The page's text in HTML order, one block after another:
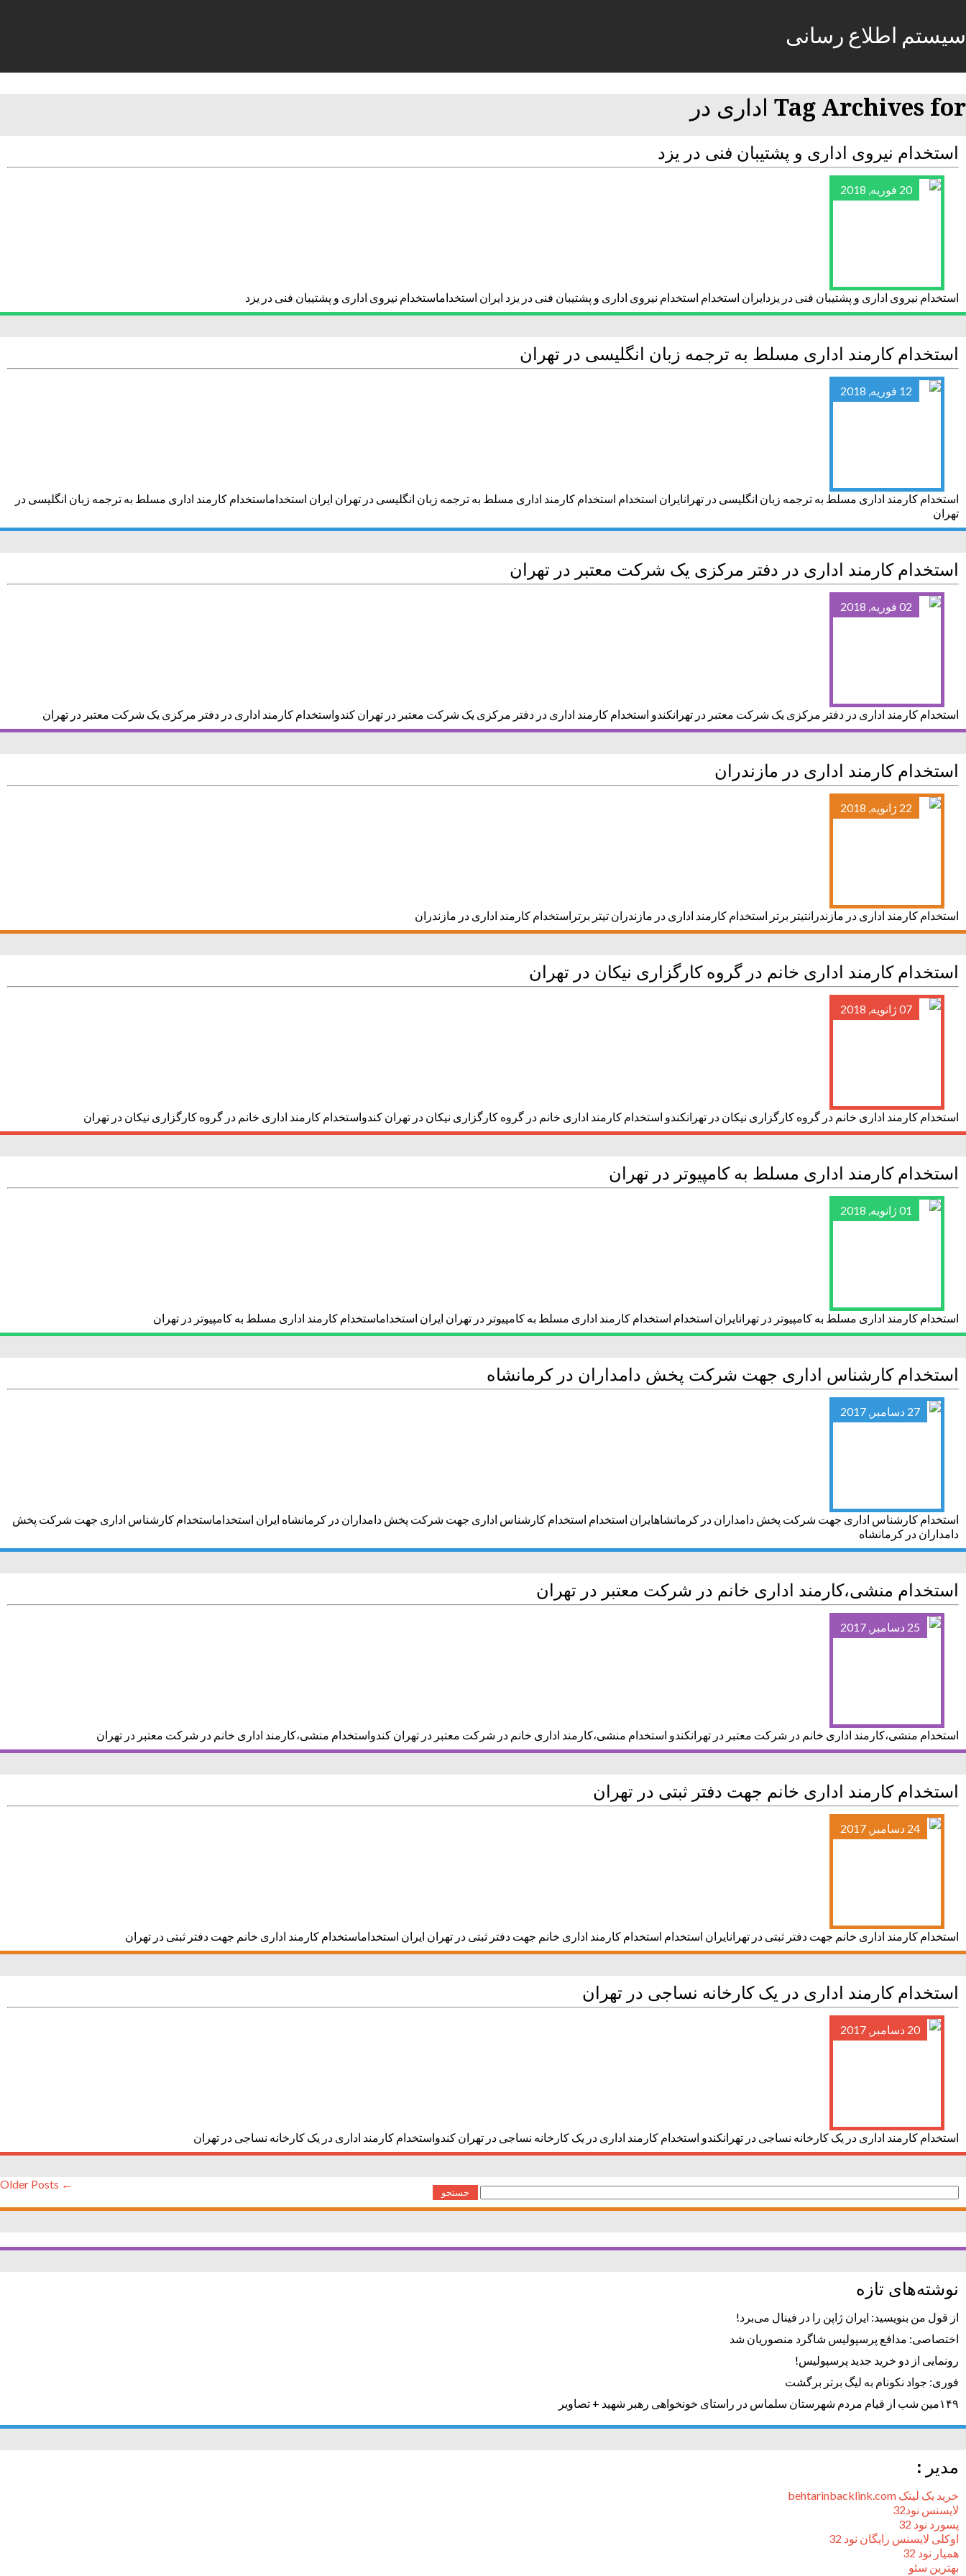
سیستم اطلاع رسانی
Tag Archives for اداری در
استخدام نیروی اداری و پشتیبان فنی در یزد
20 فوریه, 2018
استخدام نیروی اداری و پشتیبان فنی در یزدایران استخدام استخدام نیروی اداری و پشتیبان فنی در یزد ایران استخداماستخدام نیروی اداری و پشتیبان فنی در یزد
استخدام کارمند اداری مسلط به ترجمه زبان انگلیسی در تهران
12 فوریه, 2018
استخدام کارمند اداری مسلط به ترجمه زبان انگلیسی در تهرانایران استخدام استخدام کارمند اداری مسلط به ترجمه زبان انگلیسی در تهران ایران استخداماستخدام کارمند اداری مسلط به ترجمه زبان انگلیسی در
تهران
استخدام کارمند اداری در دفتر مرکزی یک شرکت معتبر در تهران
02 فوریه, 2018
استخدام کارمند اداری در دفتر مرکزی یک شرکت معتبر در تهرانکندو استخدام کارمند اداری در دفتر مرکزی یک شرکت معتبر در تهران کندواستخدام کارمند اداری در دفتر مرکزی یک شرکت معتبر در تهران
استخدام کارمند اداری در مازندران
22 ژانویه, 2018
استخدام کارمند اداری در مازندرانتیتر برتر استخدام کارمند اداری در مازندران تیتر برتراستخدام کارمند اداری در مازندران
استخدام کارمند اداری خانم در گروه کارگزاری نیکان در تهران
07 ژانویه, 2018
استخدام کارمند اداری خانم در گروه کارگزاری نیکان در تهرانکندو استخدام کارمند اداری خانم در گروه کارگزاری نیکان در تهران کندواستخدام کارمند اداری خانم در گروه کارگزاری نیکان در تهران
استخدام کارمند اداری مسلط به کامپیوتر در تهران
01 ژانویه, 2018
استخدام کارمند اداری مسلط به کامپیوتر در تهرانایران استخدام استخدام کارمند اداری مسلط به کامپیوتر در تهران ایران استخداماستخدام کارمند اداری مسلط به کامپیوتر در تهران
استخدام کارشناس اداری جهت شرکت پخش دامداران در کرمانشاه
27 دسامبر, 2017
استخدام کارشناس اداری جهت شرکت پخش دامداران در کرمانشاهایران استخدام استخدام کارشناس اداری جهت شرکت پخش دامداران در کرمانشاه ایران استخداماستخدام کارشناس اداری جهت شرکت پخش
دامداران در کرمانشاه
استخدام منشی،کارمند اداری خانم در شرکت معتبر در تهران
25 دسامبر, 2017
استخدام منشی،کارمند اداری خانم در شرکت معتبر در تهرانکندو استخدام منشی،کارمند اداری خانم در شرکت معتبر در تهران کندواستخدام منشی،کارمند اداری خانم در شرکت معتبر در تهران
استخدام کارمند اداری خانم جهت دفتر ثبتی در تهران
24 دسامبر, 2017
استخدام کارمند اداری خانم جهت دفتر ثبتی در تهرانایران استخدام استخدام کارمند اداری خانم جهت دفتر ثبتی در تهران ایران استخداماستخدام کارمند اداری خانم جهت دفتر ثبتی در تهران
استخدام کارمند اداری در یک کارخانه نساجی در تهران
20 دسامبر, 2017
استخدام کارمند اداری در یک کارخانه نساجی در تهرانکندو استخدام کارمند اداری در یک کارخانه نساجی در تهران کندواستخدام کارمند اداری در یک کارخانه نساجی در تهران
← Older Posts
جستجو
برای:
نوشته‌های تازه
از قول من بنویسید: ایران ژاپن را در فینال می‌برد!
اختصاصی: مدافع پرسپولیس شاگرد منصوریان شد
رونمایی از دو خرید جدید پرسپولیس!
فوری: جواد نکونام به لیگ برتر برگشت
۱۴۹مین شب از قیام مردم شهرستان سلماس در راستای خونخواهی رهبر شهید + تصاویر
مدیر :
خرید بک لینک behtarinbacklink.com
لایسنس نود32
پسورد نود 32
اوکلی لایسنس رایگان نود 32
همیار نود 32
بهترین سئو